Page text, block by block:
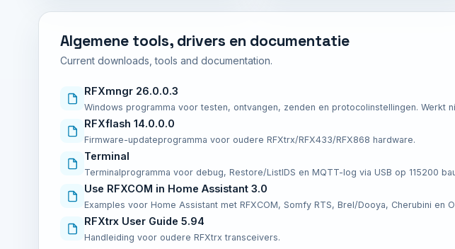
Algemene tools, drivers en documentatie
Current downloads, tools and documentation.
RFXmngr 26.0.0.3
Windows programma voor testen, ontvangen, zenden en protocolinstellingen. Werkt
RFXflash 14.0.0.0
Firmware-updateprogramma voor oudere RFXtrx/RFX433/RFX868 hardware.
Terminal
Terminalprogramma voor debug, Restore/ListIDS en MQTT-log via USB op 115200
Use RFXCOM in Home Assistant 3.0
Examples voor Home Assistant met RFXCOM, Somfy RTS, Brel/Dooya, Cherubini en
RFXtrx User Guide 5.94
Handleiding voor oudere RFXtrx transceivers.